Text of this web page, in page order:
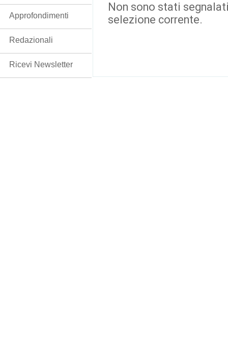
Non sono stati
selezione corrente.
Approfondimenti
Redazionali
Ricevi Newsletter